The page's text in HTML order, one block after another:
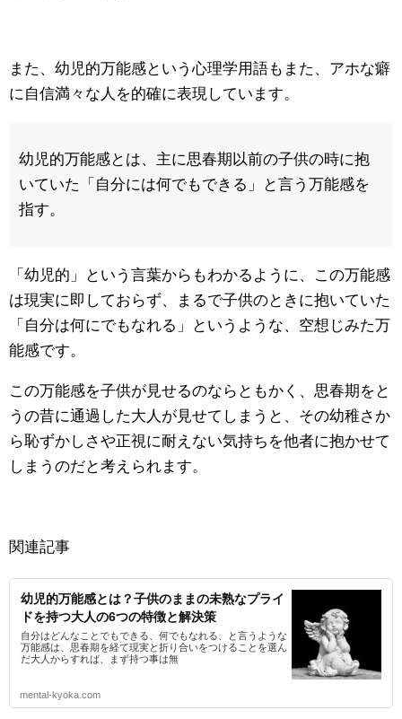
また、幼児的万能感という心理学用語もまた、アホな癖
に自信満々な人を的確に表現しています。
幼児的万能感とは、主に思春期以前の子供の時に抱
いていた「自分には何でもできる」と言う万能感を
指す。
「幼児的」という言葉からもわかるように、この万能感
は現実に即しておらず、まるで子供のときに抱いていた
「自分は何にでもなれる」というような、空想じみた万
能感です。
この万能感を子供が見せるのならともかく、思春期をと
うの昔に通過した大人が見せてしまうと、その幼稚さか
ら恥ずかしさや正視に耐えない気持ちを他者に抱かせて
しまうのだと考えられます。
関連記事
幼児的万能感とは？子供のままの未熟なプライ
ドを持つ大人の6つの特徴と解決策
自分はどんなことでもできる、何でもなれる、と言うような
万能感は、思春期を経て現実と折り合いをつけることを選ん
だ大人からすれば、まず持つ事は無
mental-kyoka.com